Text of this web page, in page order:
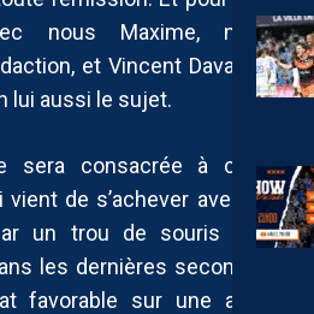
nous Maxime, notre
et Vincent Davasse,
lui aussi le sujet.
sera consacrée à cette
de s’achever avec un
un trou de souris à la
les dernières secondes,
favorable sur une autre